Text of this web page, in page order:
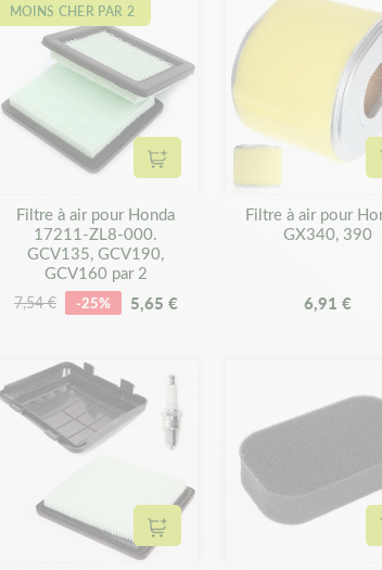
MOINS CHER PAR 2
Ajouter au panier
Filtre à air pour Honda
17211-ZL8-000.
GCV135, GCV190,
GCV160 par 2
7,54 € -25% 5,65 €
Filtre à air pour
GX340, 390
6,91 €
Ajouter au panier